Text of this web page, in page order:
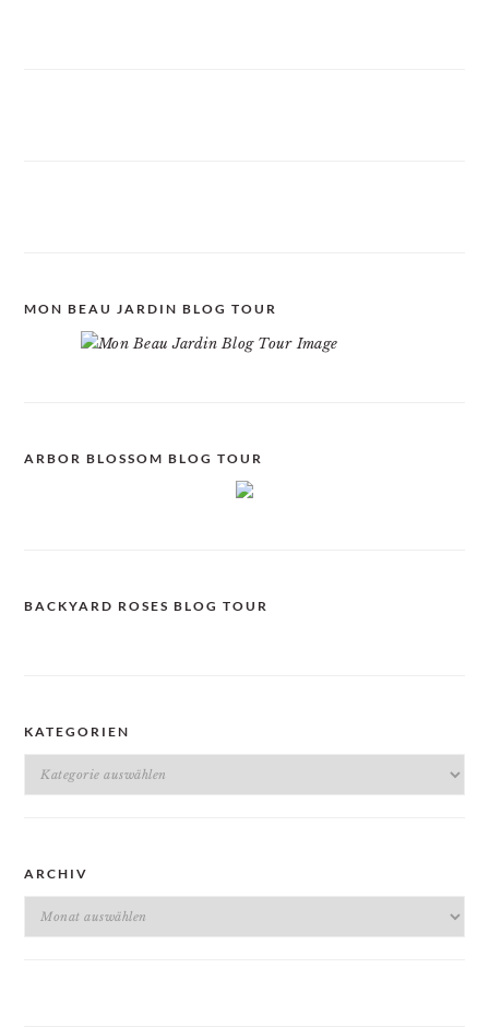
MON BEAU JARDIN BLOG TOUR
ARBOR BLOSSOM BLOG TOUR
BACKYARD ROSES BLOG TOUR
KATEGORIEN
Kategorien
ARCHIV
Archiv